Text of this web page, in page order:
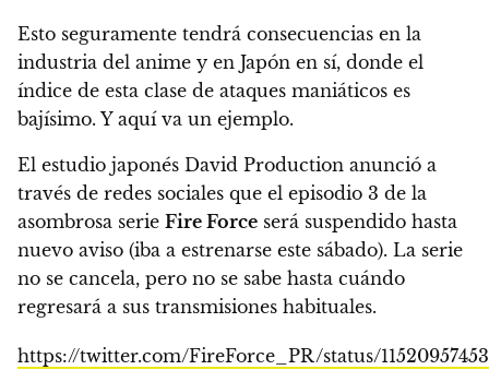
Esto seguramente tendrá consecuencias en la
industria del anime y en Japón en sí, donde el
índice de esta clase de ataques maniáticos es
bajísimo. Y aquí va un ejemplo.
El estudio japonés David Production anunció a
través de redes sociales que el episodio 3 de la
asombrosa serie Fire Force será suspendido hasta
nuevo aviso (iba a estrenarse este sábado). La serie
no se cancela, pero no se sabe hasta cuándo
regresará a sus transmisiones habituales.
https://twitter.com/FireForce_PR/status/